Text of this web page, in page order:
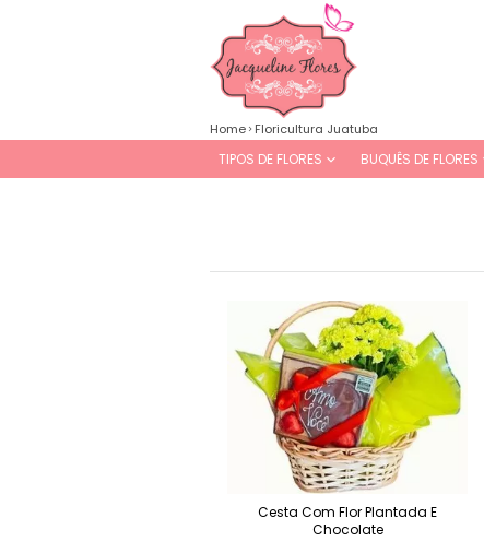
TIPOS DE FLORES BUQUÊS DE FLORES
Home Floricultura Juatuba
Cesta Com Flor Plantada E
Chocolate